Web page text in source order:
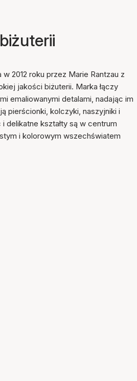
w 2012 roku przez Marie Rantzau z
jakości biżuterii. Marka łączy
emaliowanymi detalami, nadając im
pierścionki, kolczyki, naszyjniki i
delikatne kształty są w centrum
i kolorowym wszechświatem